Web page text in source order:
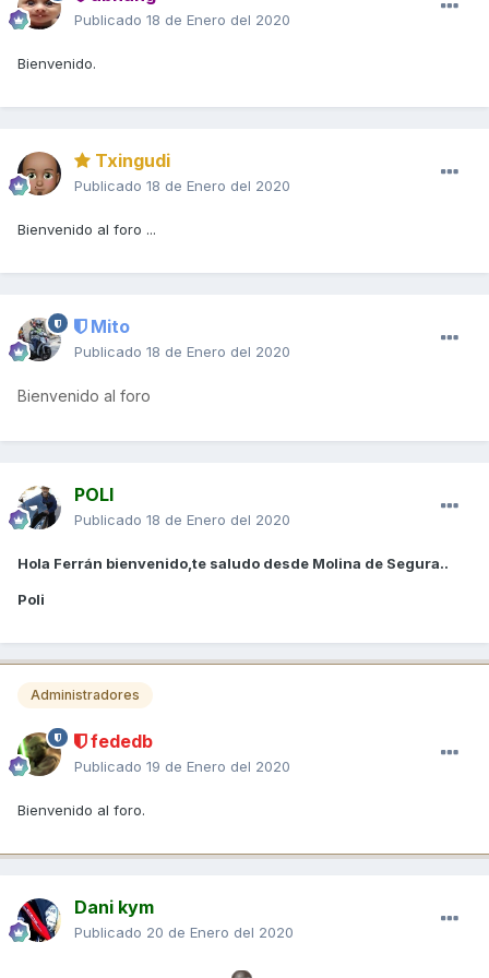
Publicado 18 de Enero del 2020
Bienvenido.
Txingudi
Publicado 18 de Enero del 2020
Bienvenido al foro ...
Mito
Publicado 18 de Enero del 2020
Bienvenido al foro
POLI
Publicado 18 de Enero del 2020
Hola Ferrán bienvenido,te saludo desde Molina de Segura..
Poli
Administradores
fededb
Publicado 19 de Enero del 2020
Bienvenido al foro.
Dani kym
Publicado 20 de Enero del 2020